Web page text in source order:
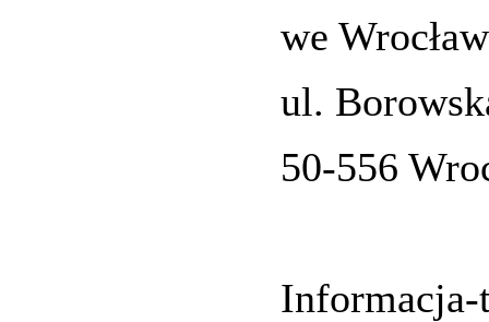
we
ul.
50-556
Informacja-